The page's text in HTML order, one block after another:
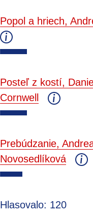
Popol a hriech,
Posteľ z kostí,
Cornwell
Prebúdzanie,
Novosedlíková
Hlasovalo: 120